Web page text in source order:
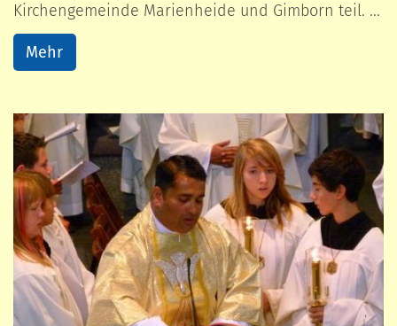
Kirchengemeinde Marienheide und Gimborn teil. ...
Mehr